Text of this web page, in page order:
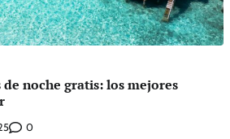
noche gratis: los mejores
0